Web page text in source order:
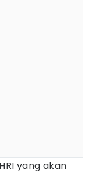
yang akan